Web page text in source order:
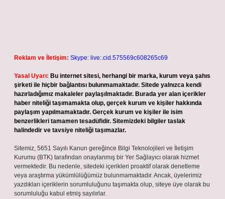
Reklam ve İletişim: Skype: live:.cid.575569c608265c69
Yasal Uyarı: Bu internet sitesi, herhangi bir marka, kurum veya şahıs
şirketi ile hiçbir bağlantısı bulunmamaktadır. Sitede yalnızca kendi
hazırladığımız makaleler paylaşılmaktadır. Burada yer alan içerikler
haber niteliği taşımamakta olup, gerçek kurum ve kişiler hakkında
paylaşım yapılmamaktadır. Gerçek kurum ve kişiler ile isim
benzerlikleri tamamen tesadüfidir. Sitemizdeki bilgiler taslak
halindedir ve tavsiye niteliği taşımazlar.
Sitemiz, 5651 Sayılı Kanun gereğince Bilgi Teknolojileri ve İletişim
Kurumu (BTK) tarafından onaylanmış bir Yer Sağlayıcı olarak hizmet
vermektedir. Bu nedenle, sitedeki içerikleri proaktif olarak denetleme
veya araştırma yükümlülüğümüz bulunmamaktadır. Ancak, üyelerimiz
yazdıkları içeriklerin sorumluluğunu taşımakta olup, siteye üye olarak bu
sorumluluğu kabul etmiş sayılırlar.